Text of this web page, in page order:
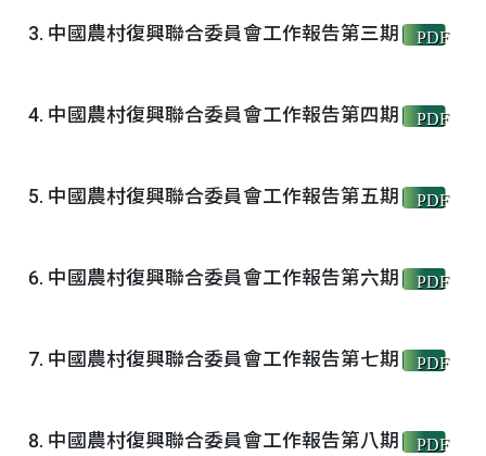
中國農村復興聯合委員會工作報告第三期 PDF
中國農村復興聯合委員會工作報告第四期 PDF
中國農村復興聯合委員會工作報告第五期 PDF
中國農村復興聯合委員會工作報告第六期 PDF
中國農村復興聯合委員會工作報告第七期 PDF
中國農村復興聯合委員會工作報告第八期 PDF